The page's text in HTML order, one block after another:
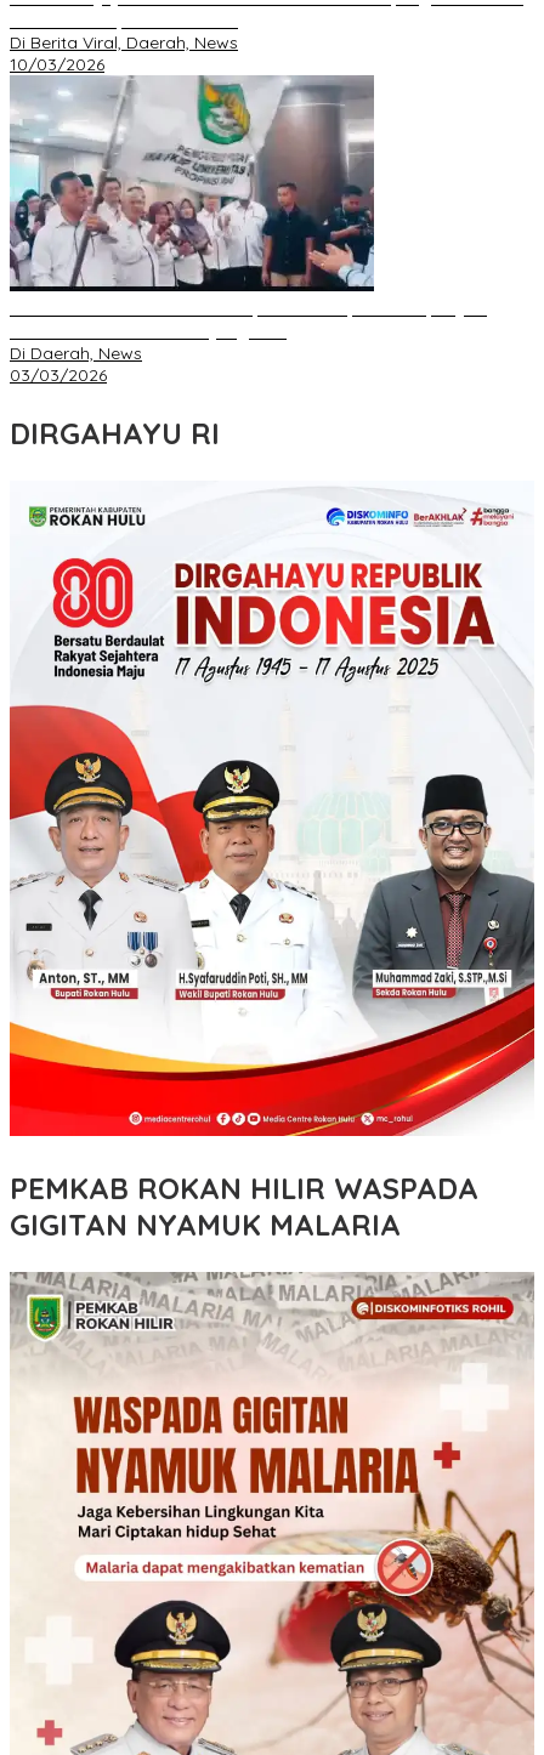
Di Berita Viral, Daerah, News
10/03/2026
Di Daerah, News
03/03/2026
DIRGAHAYU RI
PEMKAB ROKAN HILIR WASPADA
GIGITAN NYAMUK MALARIA